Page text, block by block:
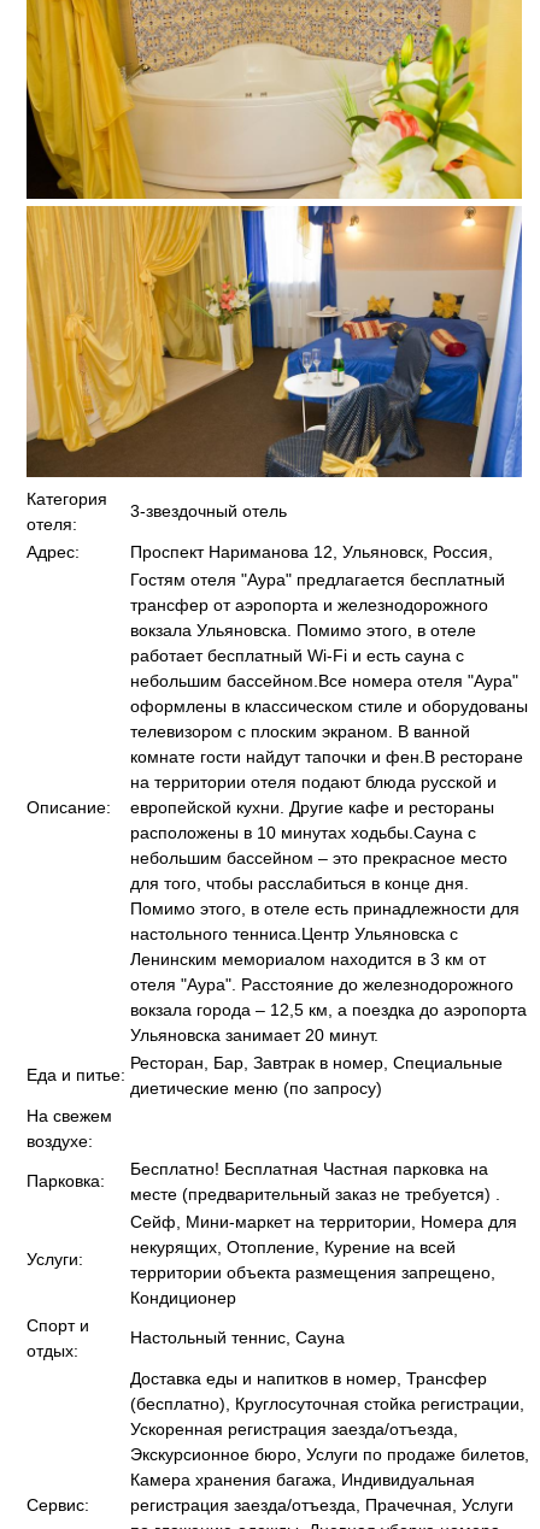
Категория
отеля:
3-звездочный отель
Адрес: Проспект Нариманова 12, Ульяновск, Россия,
Описание:
Гостям отеля "Аура" предлагается бесплатный
трансфер от аэропорта и железнодорожного
вокзала Ульяновска. Помимо этого, в отеле
работает бесплатный Wi-Fi и есть сауна с
небольшим бассейном.Все номера отеля "Аура"
оформлены в классическом стиле и оборудованы
телевизором с плоским экраном. В ванной
комнате гости найдут тапочки и фен.В ресторане
на территории отеля подают блюда русской и
европейской кухни. Другие кафе и рестораны
расположены в 10 минутах ходьбы.Сауна с
небольшим бассейном – это прекрасное место
для того, чтобы расслабиться в конце дня.
Помимо этого, в отеле есть принадлежности для
настольного тенниса.Центр Ульяновска с
Ленинским мемориалом находится в 3 км от
отеля "Аура". Расстояние до железнодорожного
вокзала города – 12,5 км, а поездка до аэропорта
Ульяновска занимает 20 минут.
Еда и питье:
Ресторан, Бар, Завтрак в номер, Специальные
диетические меню (по запросу)
На свежем
воздухе:
Парковка:
Бесплатно! Бесплатная Частная парковка на
месте (предварительный заказ не требуется) .
Услуги:
Сейф, Мини-маркет на территории, Номера для
некурящих, Отопление, Курение на всей
территории объекта размещения запрещено,
Кондиционер
Спорт и
отдых:
Настольный теннис, Сауна
Сервис:
Доставка еды и напитков в номер, Трансфер
(бесплатно), Круглосуточная стойка регистрации,
Ускоренная регистрация заезда/отъезда,
Экскурсионное бюро, Услуги по продаже билетов,
Камера хранения багажа, Индивидуальная
регистрация заезда/отъезда, Прачечная, Услуги